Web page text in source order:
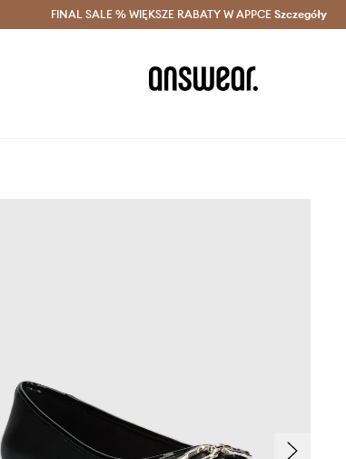
Oszczędzaj z Answear Club > Dostawa nawet w 24h >
FINAL SALE % WIĘKSZE RABATY W APPCE Szczegóły